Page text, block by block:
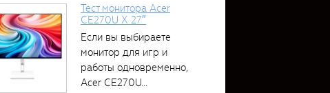
Тест монитора Acer
CE270U X 27″
Если вы выбираете
монитор для игр и
работы одновременно,
Acer CE270U...